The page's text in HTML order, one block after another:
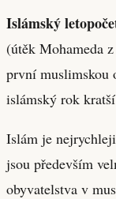
Islámský
(útěk Mohameda
první muslimskou
islámský rok
Islám je
jsou především
obyvatelstva v